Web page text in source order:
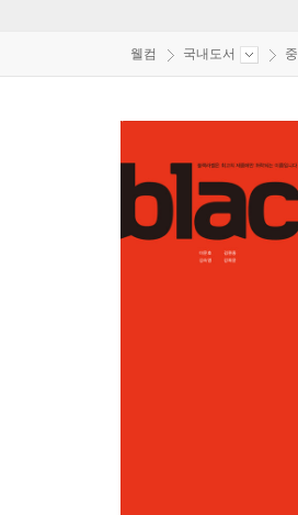
웰컴 국내도서